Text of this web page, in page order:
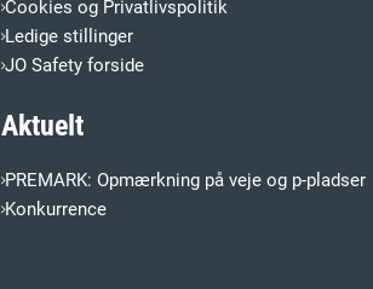
Cookies og Privatlivspolitik
Ledige stillinger
JO Safety forside
Aktuelt
PREMARK: Opmærkning på veje og p-pladser
Konkurrence